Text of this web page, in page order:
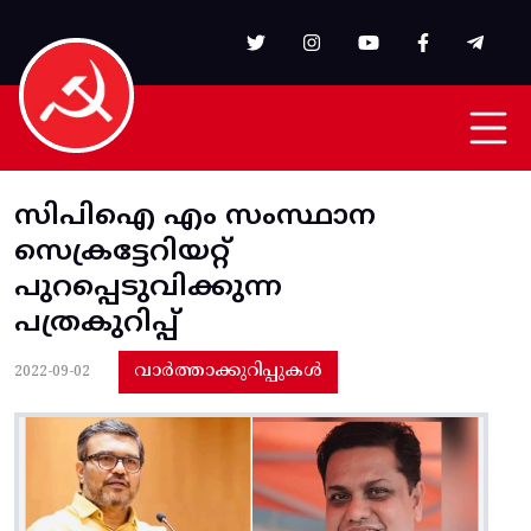
സിപിഐ എം സംസ്ഥാന
സെക്രട്ടേറിയറ്റ്‌
പുറപ്പെടുവിക്കുന്ന
പത്രകുറിപ്പ്‌
2022-09-02 വാർത്താക്കുറിപ്പുകൾ